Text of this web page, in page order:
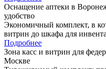
Оснащение аптеки в
удобство
Экономичный комплект, в
витрин до шкафа для
Подробнее
Зона касс и витрин для
Москве